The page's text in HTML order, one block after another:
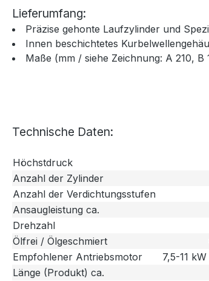
Lieferumfang:
Präzise gehonte Laufzylinder und
Innen beschichtetes
Maße (mm / siehe Zeichnung: A 210,
Technische Daten:
Höchstdruck
Anzahl der Zylinder
Anzahl der Verdichtungsstufen
Ansaugleistung ca.
Drehzahl
Ölfrei / Ölgeschmiert
Empfohlener Antriebsmotor
7,5-11
Länge (Produkt) ca.